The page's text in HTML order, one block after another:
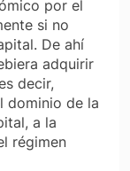
por el
si no
De ahí
adquirir
decir,
dominio de la
a la
régimen